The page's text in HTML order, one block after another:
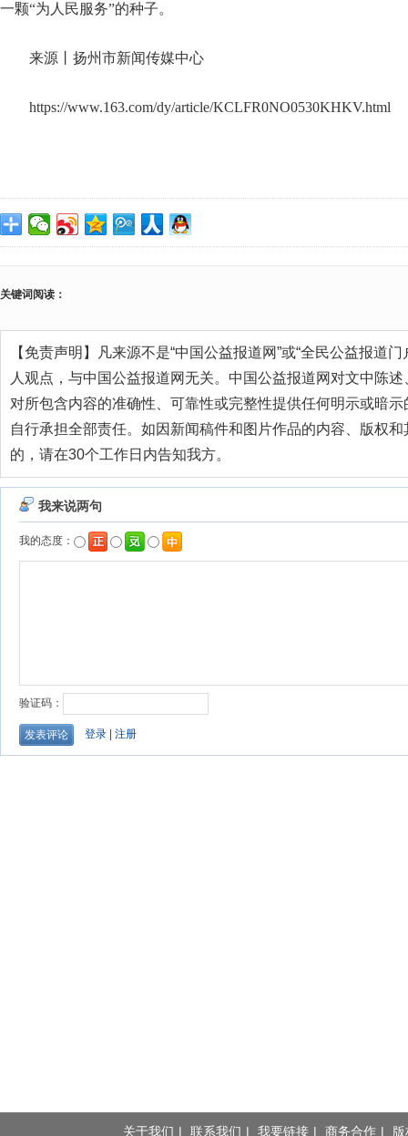
一颗“为人民服务”的种子。
来源丨扬州市新闻传媒中心
https://www.163.com/dy/article/KCLFR0NO0530KHKV.html
关键词阅读：
【免责声明】凡来源不是“中国公益报道网”或“全民公益报道
人观点，与中国公益报道网无关。中国公益报道网对文中陈
对所包含内容的准确性、可靠性或完整性提供任何明示或暗
自行承担全部责任。如因新闻稿件和图片作品的内容、版权
的，请在30个工作日内告知我方。
关于我们 | 联系我们 | 我要链接 | 商务合作 |